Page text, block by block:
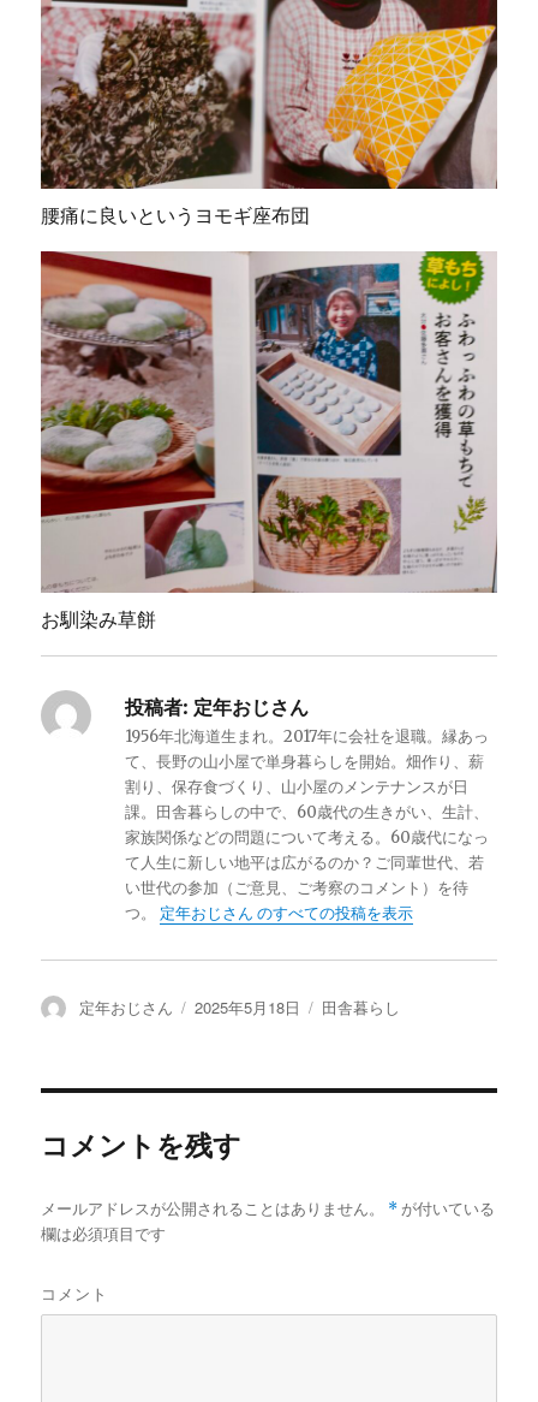
腰痛に良いというヨモギ座布団
お馴染み草餅
投稿者: 定年おじさん
1956年北海道生まれ。2017年に会社を退職。縁あっ
て、長野の山小屋で単身暮らしを開始。畑作り、薪
割り、保存食づくり、山小屋のメンテナンスが日
課。田舎暮らしの中で、60歳代の生きがい、生計、
家族関係などの問題について考える。60歳代になっ
て人生に新しい地平は広がるのか？ご同輩世代、若
い世代の参加（ご意見、ご考察のコメント）を待
つ。 定年おじさん のすべての投稿を表示
投
定年おじさん
投
2025年5月18日
カ
リ
田舎暮らし
コメントを残す
メールアドレスが公開されることはありません。 * が付いている
欄は必須項目です
コメント